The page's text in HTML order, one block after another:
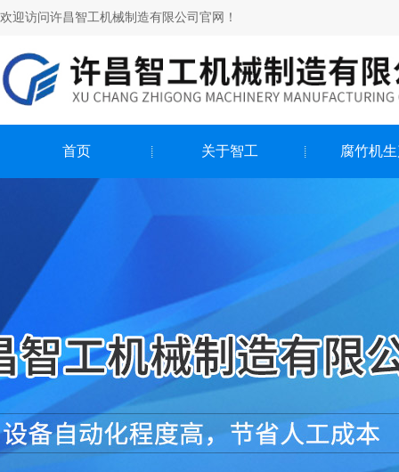
欢迎访问许昌智工机械制造有限公司官网！
首页 关于智工 腐竹机